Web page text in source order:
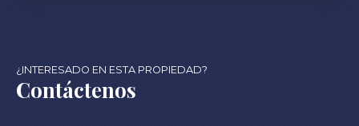
¿INTERESADO EN ESTA PROPIEDAD?
Contáctenos